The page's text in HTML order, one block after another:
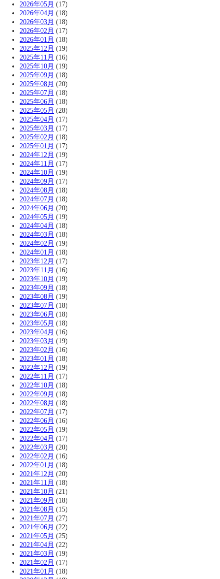
2026年05月 (17)
2026年04月 (18)
2026年03月 (18)
2026年02月 (17)
2026年01月 (18)
2025年12月 (19)
2025年11月 (16)
2025年10月 (19)
2025年09月 (18)
2025年08月 (20)
2025年07月 (18)
2025年06月 (18)
2025年05月 (28)
2025年04月 (17)
2025年03月 (17)
2025年02月 (18)
2025年01月 (17)
2024年12月 (19)
2024年11月 (17)
2024年10月 (19)
2024年09月 (17)
2024年08月 (18)
2024年07月 (18)
2024年06月 (20)
2024年05月 (19)
2024年04月 (18)
2024年03月 (18)
2024年02月 (19)
2024年01月 (18)
2023年12月 (17)
2023年11月 (16)
2023年10月 (19)
2023年09月 (18)
2023年08月 (19)
2023年07月 (18)
2023年06月 (18)
2023年05月 (18)
2023年04月 (16)
2023年03月 (19)
2023年02月 (16)
2023年01月 (18)
2022年12月 (19)
2022年11月 (17)
2022年10月 (18)
2022年09月 (18)
2022年08月 (18)
2022年07月 (17)
2022年06月 (16)
2022年05月 (19)
2022年04月 (17)
2022年03月 (20)
2022年02月 (16)
2022年01月 (18)
2021年12月 (20)
2021年11月 (18)
2021年10月 (21)
2021年09月 (18)
2021年08月 (15)
2021年07月 (27)
2021年06月 (22)
2021年05月 (25)
2021年04月 (22)
2021年03月 (19)
2021年02月 (17)
2021年01月 (18)